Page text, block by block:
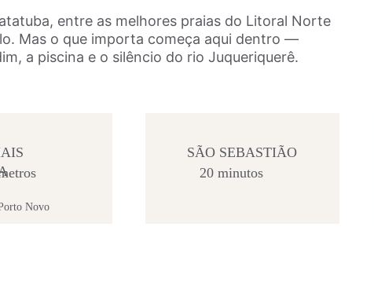
entre as melhores praias do Litoral Norte
Mas o que importa começa aqui dentro —
a piscina e o silêncio do rio Juqueriquerê.
Novo
SÃO SEBASTIÃO
20 minutos